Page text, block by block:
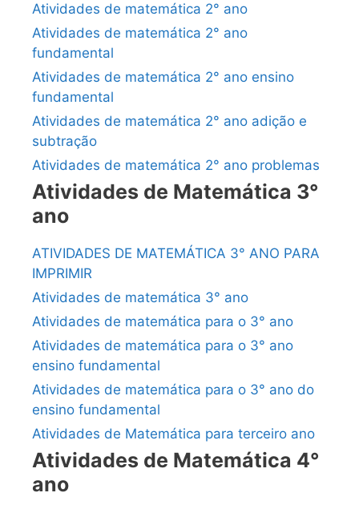
Atividades de matemática 2° ano
Atividades de matemática 2° ano
fundamental
Atividades de matemática 2° ano ensino
fundamental
Atividades de matemática 2° ano adição e
subtração
Atividades de matemática 2° ano problemas
Atividades de Matemática 3°
ano
ATIVIDADES DE MATEMÁTICA 3° ANO PARA
IMPRIMIR
Atividades de matemática 3° ano
Atividades de matemática para o 3° ano
Atividades de matemática para o 3° ano
ensino fundamental
Atividades de matemática para o 3° ano do
ensino fundamental
Atividades de Matemática para terceiro ano
Atividades de Matemática 4°
ano